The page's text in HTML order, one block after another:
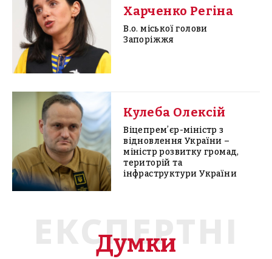
Харченко Регіна
В.о. міської голови
Запоріжжя
Кулеба Олексій
Віцепремʼєр-міністр з
відновлення України –
міністр розвитку громад,
територій та
інфраструктури України
ЕКСПЕРТНІ
Думки